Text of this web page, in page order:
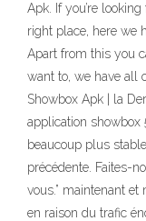
Apk. If you’re
right place, here we
Apart from this you
want to, we have all
Showbox Apk | la
application showbox
beaucoup plus
précédente. Faites-
vous.” maintenant
en raison du trafic